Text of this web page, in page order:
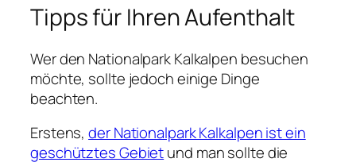
Tipps für Ihren Aufenthalt
Wer den Nationalpark Kalkalpen besuchen
möchte, sollte jedoch einige Dinge
beachten.
Erstens,der Nationalpark Kalkalpen ist ein
geschütztes Gebietund man sollte die